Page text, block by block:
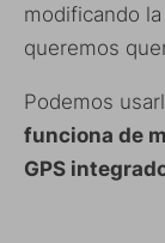
modificando
queremos
Podemos
funciona de
GPS